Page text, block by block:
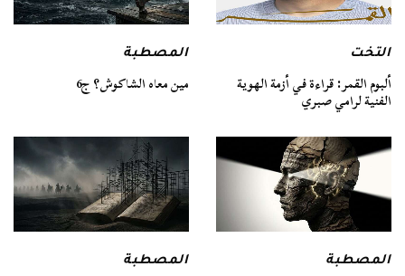
التخت
ألبوم القمر: قراءة في أزمة الهوية
الفنية لرامي صبري
المصطبة
مين معاه الشاكوش؟ ج6
المصطبة المصطبة